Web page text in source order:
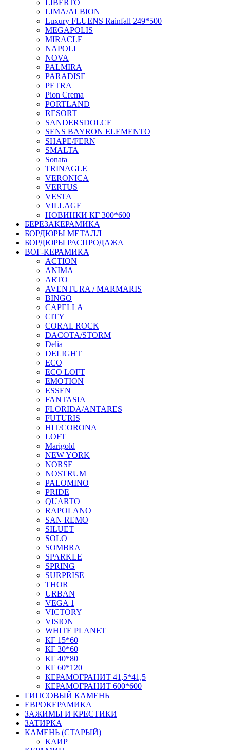
LIBERTO
LIMA/ALBION
Luxury FLUENS Rainfall 249*500
MEGAPOLIS
MIRACLE
NAPOLI
NOVA
PALMIRA
PARADISE
PETRA
Pion Crema
PORTLAND
RESORT
SANDERSDOLCE
SENS BAYRON ELEMENTO
SHAPE/FERN
SMALTA
Sonata
TRINAGLE
VERONICA
VERTUS
VESTA
VILLAGE
НОВИНКИ КГ 300*600
БЕРЕЗАКЕРАМИКА
БОРДЮРЫ МЕТАЛЛ
БОРДЮРЫ РАСПРОДАЖА
ВОГ-КЕРАМИКА
ACTION
ANIMA
ARTO
AVENTURA / MARMARIS
BINGO
CAPELLA
CITY
CORAL ROCK
DACOTA/STORM
Delia
DELIGHT
ECO
ECO LOFT
EMOTION
ESSEN
FANTASIA
FLORIDA/ANTARES
FUTURIS
HIT/CORONA
LOFT
Marigold
NEW YORK
NORSE
NOSTRUM
PALOMINO
PRIDE
QUARTO
RAPOLANO
SAN REMO
SILUET
SOLO
SOMBRA
SPARKLE
SPRING
SURPRISE
THOR
URBAN
VEGA 1
VICTORY
VISION
WHITE PLANET
КГ 15*60
КГ 30*60
КГ 40*80
КГ 60*120
КЕРАМОГРАНИТ 41,5*41,5
КЕРАМОГРАНИТ 600*600
ГИПСОВЫЙ КАМЕНЬ
ЕВРОКЕРАМИКА
ЗАЖИМЫ И КРЕСТИКИ
ЗАТИРКА
КАМЕНЬ (СТАРЫЙ)
КАИР